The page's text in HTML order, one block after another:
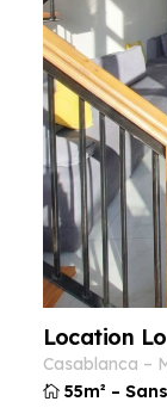
Location
casablanca –
55m² –